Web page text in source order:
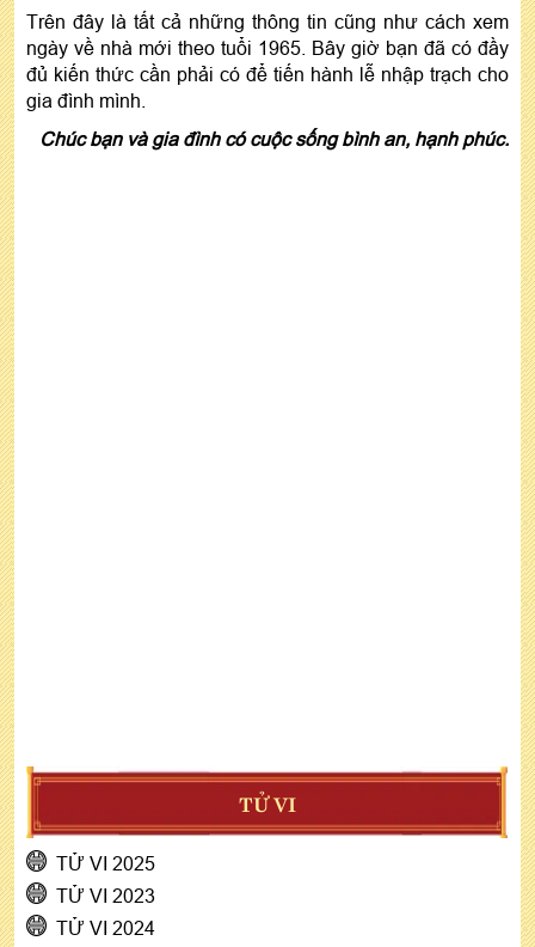
Trên đây là tất cả những thông tin cũng như cách xem
ngày về nhà mới theo tuổi 1965. Bây giờ bạn đã có đầy
đủ kiến thức cần phải có để tiến hành lễ nhập trạch cho
gia đình mình.
Chúc bạn và gia đình có cuộc sống bình an, hạnh phúc.
TỬ VI
TỬ VI 2025
TỬ VI 2023
TỬ VI 2024